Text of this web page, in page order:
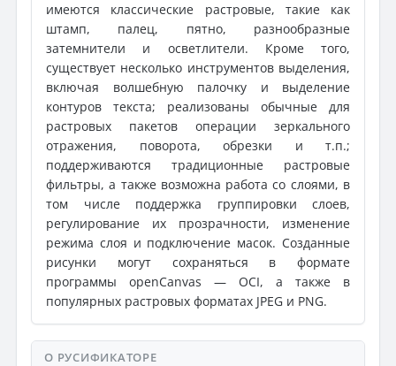
имеются классические растровые, такие как
штамп, палец, пятно, разнообразные
затемнители и осветлители. Кроме того,
существует несколько инструментов выделения,
включая волшебную палочку и выделение
контуров текста; реализованы обычные для
растровых пакетов операции зеркального
отражения, поворота, обрезки и т.п.;
поддерживаются традиционные растровые
фильтры, а также возможна работа со слоями, в
том числе поддержка группировки слоев,
регулирование их прозрачности, изменение
режима слоя и подключение масок. Созданные
рисунки могут сохраняться в формате
программы openCanvas — OCI, а также в
популярных растровых форматах JPEG и PNG.
О РУСИФИКАТОРЕ